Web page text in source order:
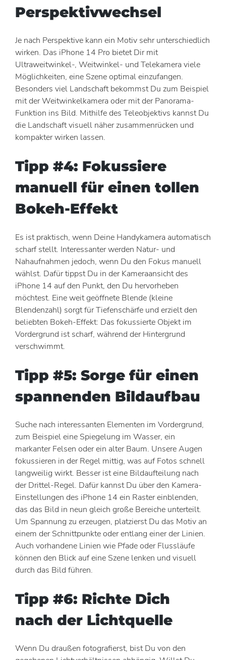
Perspektivwechsel
Je nach Perspektive kann ein Motiv sehr unterschiedlich
wirken. Das iPhone 14 Pro bietet Dir mit
Ultraweitwinkel-, Weitwinkel- und Telekamera viele
Möglichkeiten, eine Szene optimal einzufangen.
Besonders viel Landschaft bekommst Du zum Beispiel
mit der Weitwinkelkamera oder mit der Panorama-
Funktion ins Bild. Mithilfe des Teleobjektivs kannst Du
die Landschaft visuell näher zusammenrücken und
kompakter wirken lassen.
Tipp #4: Fokussiere
manuell für einen tollen
Bokeh-Effekt
Es ist praktisch, wenn Deine Handykamera automatisch
scharf stellt. Interessanter werden Natur- und
Nahaufnahmen jedoch, wenn Du den Fokus manuell
wählst. Dafür tippst Du in der Kameraansicht des
iPhone 14 auf den Punkt, den Du hervorheben
möchtest. Eine weit geöffnete Blende (kleine
Blendenzahl) sorgt für Tiefenschärfe und erzielt den
beliebten Bokeh-Effekt: Das fokussierte Objekt im
Vordergrund ist scharf, während der Hintergrund
verschwimmt.
Tipp #5: Sorge für einen
spannenden Bildaufbau
Suche nach interessanten Elementen im Vordergrund,
zum Beispiel eine Spiegelung im Wasser, ein
markanter Felsen oder ein alter Baum. Unsere Augen
fokussieren in der Regel mittig, was auf Fotos schnell
langweilig wirkt. Besser ist eine Bildaufteilung nach
der Drittel-Regel. Dafür kannst Du über den Kamera-
Einstellungen des iPhone 14 ein Raster einblenden,
das das Bild in neun gleich große Bereiche unterteilt.
Um Spannung zu erzeugen, platzierst Du das Motiv an
einem der Schnittpunkte oder entlang einer der Linien.
Auch vorhandene Linien wie Pfade oder Flussläufe
können den Blick auf eine Szene lenken und visuell
durch das Bild führen.
Tipp #6: Richte Dich
nach der Lichtquelle
Wenn Du draußen fotografierst, bist Du von den